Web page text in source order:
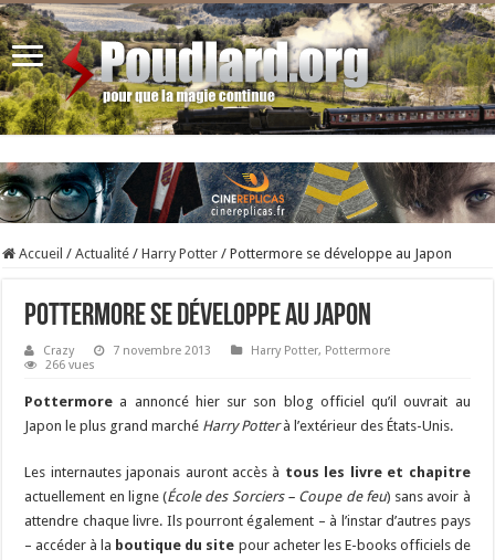
Accueil / Actualité / Harry Potter / Pottermore se développe au Japon
Pottermore se développe au Japon
Crazy 7 novembre 2013 Harry Potter, Pottermore
266 vues
Pottermore a annoncé hier sur son blog officiel qu’il ouvrait au
Japon le plus grand marché Harry Potterà l’extérieur des États-Unis.
Les internautes japonais auront accès à tous les livre et chapitre
actuellement en ligne (École des Sorciers – Coupe de feu) sans avoir à
attendre chaque livre. Ils pourront également – à l’instar d’autres pays
– accéder à la boutique du site pour acheter les E-books officiels de